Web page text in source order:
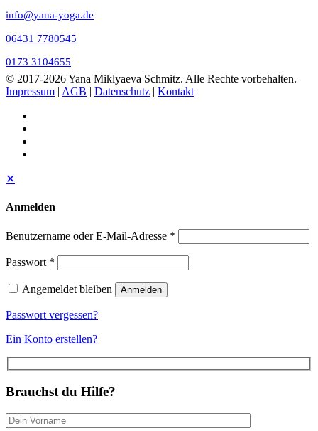
info@yana-yoga.de
06431 7780545
0173 3104655
© 2017-2026 Yana Miklyaeva Schmitz. Alle Rechte vorbehalten.
Impressum | AGB | Datenschutz | Kontakt
✕
Anmelden
Benutzername oder E-Mail-Adresse *
Passwort *
Angemeldet bleiben Anmelden
Passwort vergessen?
Ein Konto erstellen?
Brauchst du Hilfe?